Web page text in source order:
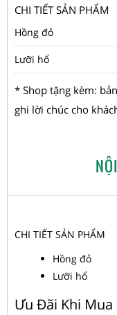
CHI TIẾT SẢN PHẨM
Hồng đỏ
Lưỡi hổ
* Shop tặng kèm:
ghi lời chúc cho
CHI TIẾT SẢN PHẨM
Hồng đỏ
Lưỡi hổ
Ưu Đãi Khi Mua